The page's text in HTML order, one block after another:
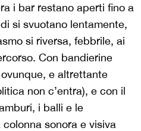
i bar restano aperti fino a
si svuotano lentamente,
si riversa, febbrile, ai
Con bandierine
e altrettante
non c’entra), e con il
i balli e le
sonora e visiva